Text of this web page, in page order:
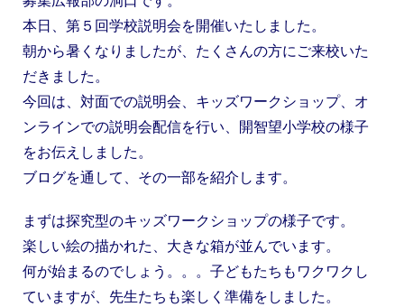
本日、 第５回学校説明会を開催いたしました。
朝から暑くなりましたが、たくさんの方にご来校いた
だきました。
今回は、対面での説明会、キッズワークショップ、オ
ンラインでの説明会配信を行い、開智望小学校の様子
をお伝えしました。
ブログを通して、その一部を紹介します。
まずは探究型のキッズワークショップの様子です。
楽しい絵の描かれた、大きな箱が並んでいます。
何が始まるのでしょう。。。子どもたちもワクワクし
ていますが、先生たちも楽しく準備をしました。